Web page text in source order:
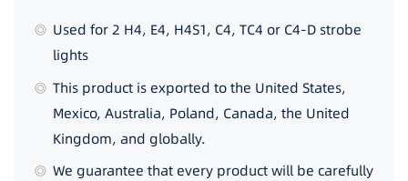
Used for 2 H4, E4, H4S1, C4, TC4 or C4-D strobe
lights
This product is exported to the United States,
Mexico, Australia, Poland, Canada, the United
Kingdom, and globally.
We guarantee that every product will be carefully